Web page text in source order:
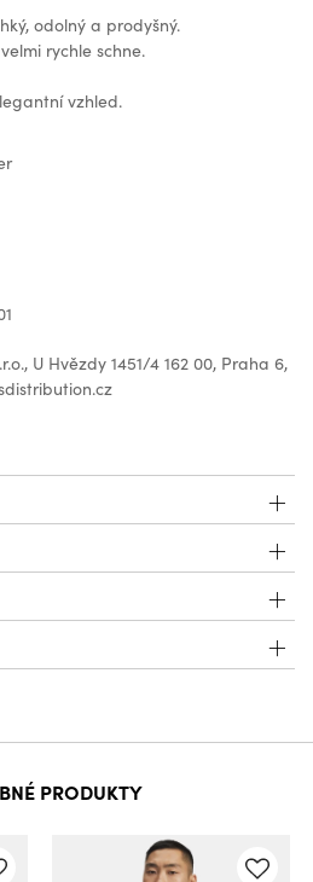
odolný a prodyšný.
rychle schne.
vzhled.
U Hvězdy 1451/4 162 00, Praha 6,
PRODUKTY